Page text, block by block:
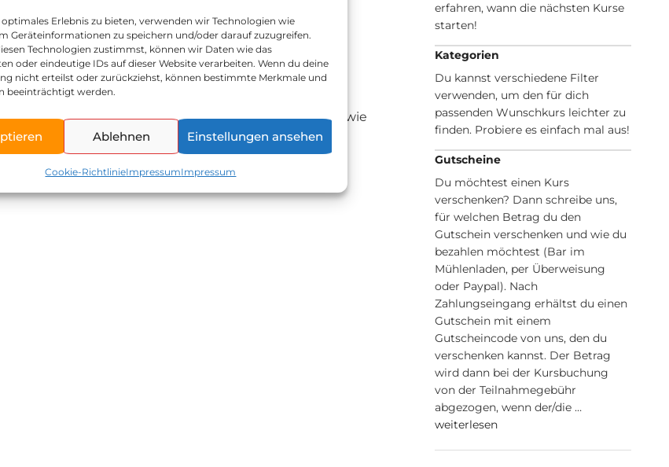
Erlebnis zu bieten, verwenden wir Technologien wie
Geräteinformationen zu speichern und/oder darauf zuzugreifen.
Technologien zustimmst, können wir Daten wie das
oder eindeutige IDs auf dieser Website verarbeiten. Wenn du deine
nicht erteilst oder zurückziehst, können bestimmte Merkmale und
beeinträchtigt werden.
Ablehnen Einstellungen ansehen
Cookie-RichtlinieImpressumImpressum
wie in der Pizzaria? Kein Problem – Marion zeigt dir, wie
72 Stunden Pizza alles ausprobieren.
erfahren, wann die nächsten Kurse
starten!
Kategorien
Du kannst verschiedene Filter
verwenden, um den für dich
passenden Wunschkurs leichter zu
finden. Probiere es einfach mal aus!
Gutscheine
Du möchtest einen Kurs
verschenken? Dann schreibe uns,
für welchen Betrag du den
Gutschein verschenken und wie du
bezahlen möchtest (Bar im
Mühlenladen, per Überweisung
oder Paypal). Nach
Zahlungseingang erhältst du einen
Gutschein mit einem
Gutscheincode von uns, den du
verschenken kannst. Der Betrag
wird dann bei der Kursbuchung
von der Teilnahmegebühr
abgezogen, wenn der/die …
weiterlesen